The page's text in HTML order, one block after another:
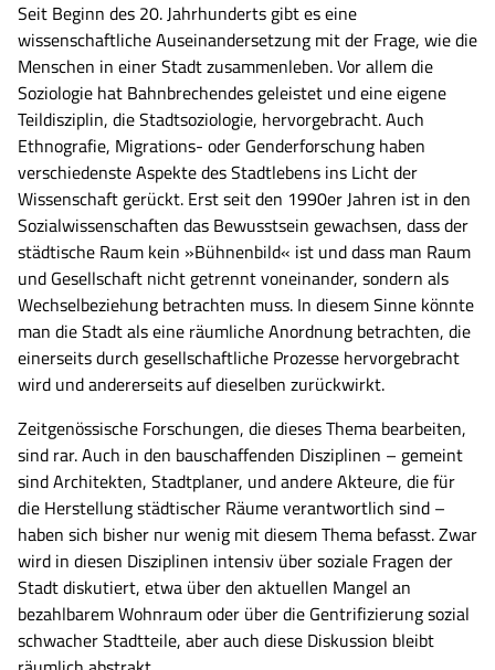
Seit Beginn des 20. Jahrhunderts gibt es eine
wissenschaftliche Auseinandersetzung mit der Frage, wie die
Menschen in einer Stadt zusammenleben. Vor allem die
Soziologie hat Bahnbrechendes geleistet und eine eigene
Teildisziplin, die Stadtsoziologie, hervorgebracht. Auch
Ethnografie, Migrations- oder Genderforschung haben
verschiedenste Aspekte des Stadtlebens ins Licht der
Wissenschaft gerückt. Erst seit den 1990er Jahren ist in den
Sozialwissenschaften das Bewusstsein gewachsen, dass der
städtische Raum kein »Bühnenbild« ist und dass man Raum
und Gesellschaft nicht getrennt voneinander, sondern als
Wechselbeziehung betrachten muss. In diesem Sinne könnte
man die Stadt als eine räumliche Anordnung betrachten, die
einerseits durch gesellschaftliche Prozesse hervorgebracht
wird und andererseits auf dieselben zurückwirkt.
Zeitgenössische Forschungen, die dieses Thema bearbeiten,
sind rar. Auch in den bauschaffenden Disziplinen – gemeint
sind Architekten, Stadtplaner, und andere Akteure, die für
die Herstellung städtischer Räume verantwortlich sind –
haben sich bisher nur wenig mit diesem Thema befasst. Zwar
wird in diesen Disziplinen intensiv über soziale Fragen der
Stadt diskutiert, etwa über den aktuellen Mangel an
bezahlbarem Wohnraum oder über die Gentrifizierung sozial
schwacher Stadtteile, aber auch diese Diskussion bleibt
Suche nach:
Bitte geben Sie keine persönlichen Daten wie Namen oder E-
Mail-Adressen in die Suche ein. Die Anfrage wird
automatisiert verarbeitet.